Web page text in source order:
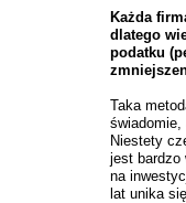
Każda
dlatego
podatku
Taka
świadomie,
Niestety
jest bardzo
na
lat unika